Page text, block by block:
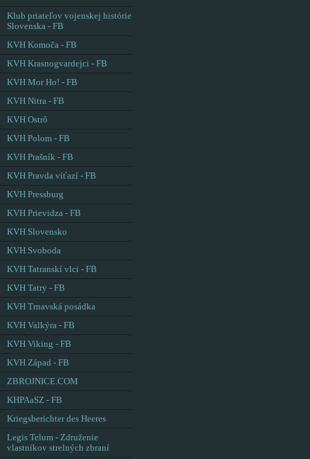
Klub priateľov vojenskej histórie
Slovenska - FB
KVH Komoča - FB
KVH Krasnogvardejci - FB
KVH Mor Ho! - FB
KVH Nitra - FB
KVH Ostrô
KVH Polom - FB
KVH Prašník - FB
KVH Pravda víťazí - FB
KVH Pressburg
KVH Prievidza - FB
KVH Slovensko
KVH Svoboda
KVH Tatranskí vlci - FB
KVH Tatry - FB
KVH Trnavská posádka
KVH Valkýra - FB
KVH Viking - FB
KVH Západ - FB
ZBROJNICE.COM
KHPAaSZ - FB
Kriegsberichter des Heeres
Legis Telum - Združenie
vlastníkov strelných zbraní